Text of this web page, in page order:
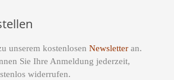
unserem kostenlosen Newsletter an.
Sie Ihre Anmeldung jederzeit,
widerrufen.